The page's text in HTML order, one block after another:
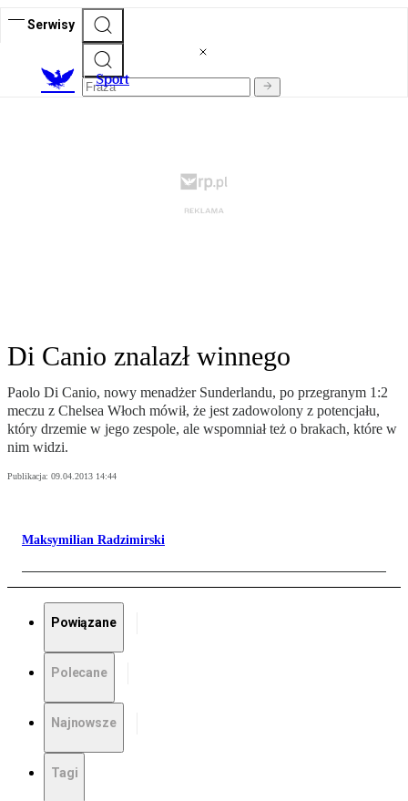
Serwisy
Sport
Di Canio znalazł winnego
Paolo Di Canio, nowy menadżer Sunderlandu, po przegranym 1:2
meczu z Chelsea Włoch mówił, że jest zadowolony z potencjału,
który drzemie w jego zespole, ale wspomniał też o brakach, które w
nim widzi.
Publikacja: 09.04.2013 14:44
Maksymilian Radzimirski
Powiązane
Polecane
Najnowsze
Tagi